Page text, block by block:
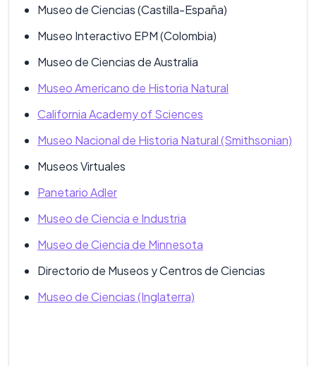
Museo de Ciencias (Castilla-España)
Museo Interactivo EPM (Colombia)
Museo de Ciencias de Australia
Museo Americano de Historia Natural
California Academy of Sciences
Museo Nacional de Historia Natural (Smithsonian)
Museos Virtuales
Panetario Adler
Museo de Ciencia e Industria
Museo de Ciencia de Minnesota
Directorio de Museos y Centros de Ciencias
Museo de Ciencias (Inglaterra)